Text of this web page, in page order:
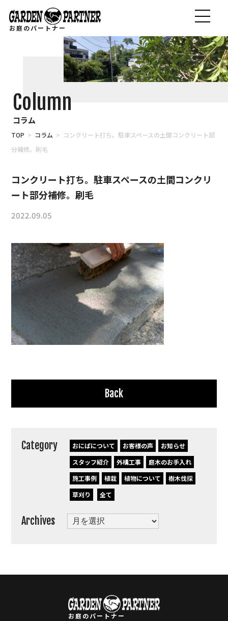
お庭のパートナー
Column
コラム
TOP > コラム > コンクリート打ち。駐車スペースの土間コンクリート部
分補修。刷毛
コンクリート打ち。駐車スペースの土間コンクリ
ート部分補修。刷毛
2022.09.05
Back
Category おにぱについて お客様の声
お知らせ
スタッフ紹介
外構工事
庭木のお手入れ
施工事例
植栽 植物について
樹木伐採
草刈り
全て
Archives Archives
お庭のパートナー